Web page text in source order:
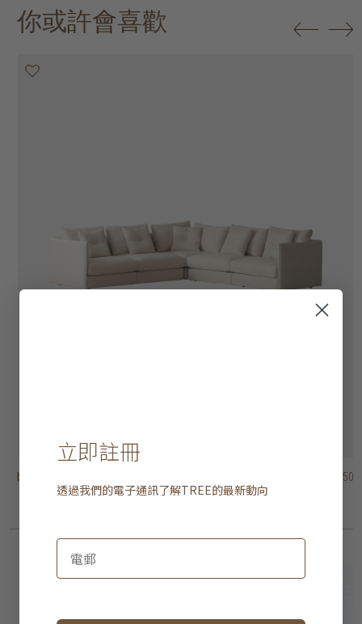
你或許會喜歡
bloom 角位梳化 HK$54,950
dane 兩座位梳化 HK$13,450
otis 扶手椅 HK$5,950
barrow 兩座位梳化 HK$13,950
puff 兩座位梳化 HK$11,950
cozi 扶手椅 HK$7,950
bloom L型梳化 - 右 HK$38,450
bloom L型梳化 - 左 HK$38,450
ease 扶手椅 HK$5,950
easy time 三座位梳化 HK$22,450
立即註冊
透過我們的電子通訊了解TREE的最新動向